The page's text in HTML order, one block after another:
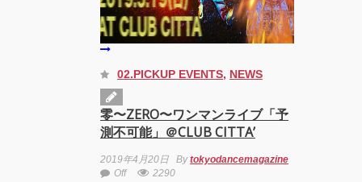
KADOKAWA
DREAMS
ONEMAN
02.PICKUP EVENTS, NEWS
零〜ZERO〜ワンマンライブ「予
測不可能」＠CLUB CITTA’
2019年4月20日 Bytokyodancemagazine
Off
2290